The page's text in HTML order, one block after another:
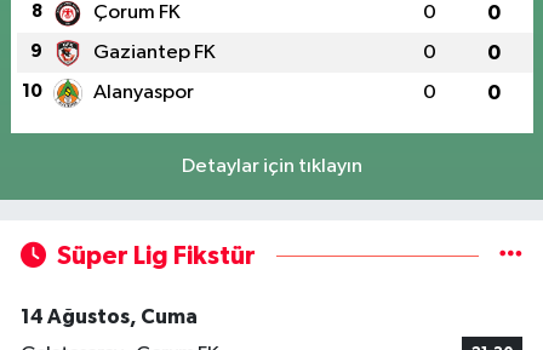
8 Çorum FK 0 0
9 Gaziantep FK 0 0
10 Alanyaspor 0 0
Detaylar için tıklayın
Süper Lig Fikstür
14 Ağustos, Cuma